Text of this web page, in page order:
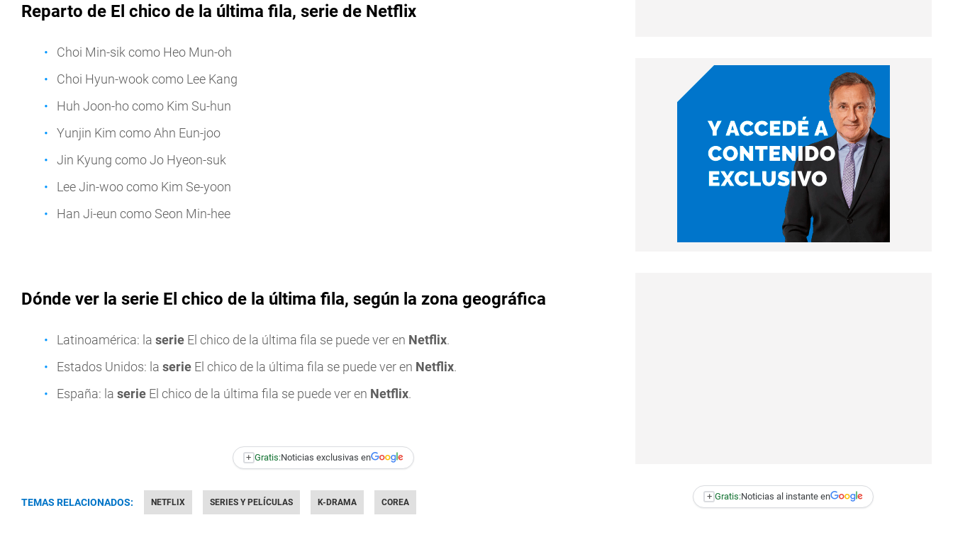
Reparto de El chico de la última fila, serie de Netflix
Choi Min-sik como Heo Mun-oh
Choi Hyun-wook como Lee Kang
Huh Joon-ho como Kim Su-hun
Yunjin Kim como Ahn Eun-joo
Jin Kyung como Jo Hyeon-suk
Lee Jin-woo como Kim Se-yoon
Han Ji-eun como Seon Min-hee
Dónde ver la serie El chico de la última fila, según la zona geográfica
Latinoamérica: la serie El chico de la última fila se puede ver en Netflix.
Estados Unidos: la serie El chico de la última fila se puede ver en Netflix.
España: la serie El chico de la última fila se puede ver en Netflix.
+ Gratis:Noticias exclusivas en
TEMAS RELACIONADOS: NETFLIX SERIES Y PELÍCULAS K-DRAMA COREA
+ Gratis:Noticias al instante en